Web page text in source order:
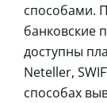
способами.
банковские
доступны
Neteller,
способах